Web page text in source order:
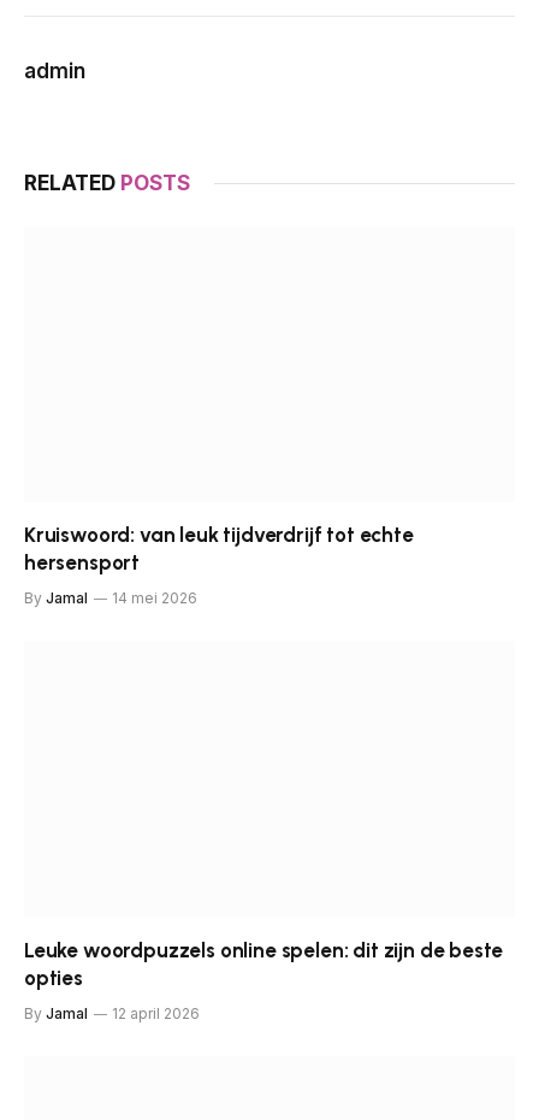
admin
RELATED POSTS
Kruiswoord: van leuk tijdverdrijf tot echte
hersensport
By Jamal 14 mei 2026
Leuke woordpuzzels online spelen: dit zijn de beste
opties
By Jamal 12 april 2026